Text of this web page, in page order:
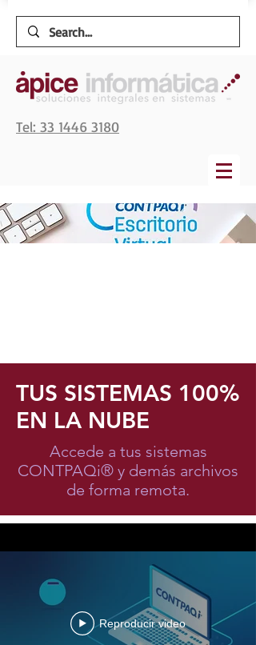
Tel: 33 1446 3180
TUS SISTEMAS 100%
EN LA NUBE
Accede a tus sistemas
CONTPAQi® y demás archivos
de forma remota.
Reproducir video